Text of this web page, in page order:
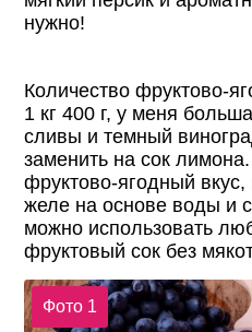
нужно!
Количество фруктово-
1 кг 400 г, у меня
сливы и темный
заменить на сок
фруктово-ягодный
желе на основе воды и
можно использовать
фруктовый сок без
Фото 1